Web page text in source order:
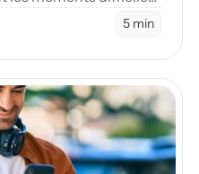
nombreux avantages
5 min